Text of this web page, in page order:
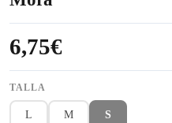
6,75€
TALLA
L M S